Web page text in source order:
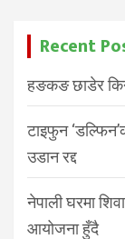
Recent
हङकङ छाडेर
टाइफुन
उडान रद्द
नेपाली घरमा
आयोजना हुँदै